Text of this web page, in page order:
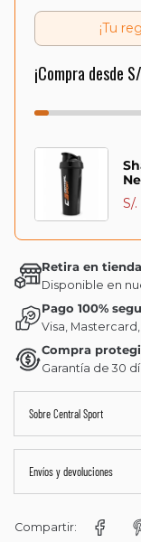
¡Tu
¡Compra desde
S/
Retira en
Disponible en
Pago 100%
Visa,
Compra
Garantía de 30
Sobre Central Sport
Envíos y devoluciones
Compartir: